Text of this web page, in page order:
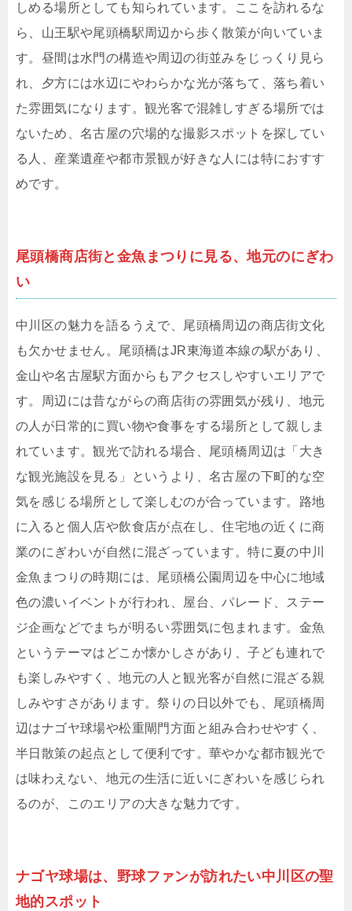
しめる場所としても知られています。ここを訪れるな
ら、山王駅や尾頭橋駅周辺から歩く散策が向いていま
す。昼間は水門の構造や周辺の街並みをじっくり見ら
れ、夕方には水辺にやわらかな光が落ちて、落ち着い
た雰囲気になります。観光客で混雑しすぎる場所では
ないため、名古屋の穴場的な撮影スポットを探してい
る人、産業遺産や都市景観が好きな人には特におすす
めです。
尾頭橋商店街と金魚まつりに見る、地元のにぎわ
い
中川区の魅力を語るうえで、尾頭橋周辺の商店街文化
も欠かせません。尾頭橋はJR東海道本線の駅があり、
金山や名古屋駅方面からもアクセスしやすいエリアで
す。周辺には昔ながらの商店街の雰囲気が残り、地元
の人が日常的に買い物や食事をする場所として親しま
れています。観光で訪れる場合、尾頭橋周辺は「大き
な観光施設を見る」というより、名古屋の下町的な空
気を感じる場所として楽しむのが合っています。路地
に入ると個人店や飲食店が点在し、住宅地の近くに商
業のにぎわいが自然に混ざっています。特に夏の中川
金魚まつりの時期には、尾頭橋公園周辺を中心に地域
色の濃いイベントが行われ、屋台、パレード、ステー
ジ企画などでまちが明るい雰囲気に包まれます。金魚
というテーマはどこか懐かしさがあり、子ども連れで
も楽しみやすく、地元の人と観光客が自然に混ざる親
しみやすさがあります。祭りの日以外でも、尾頭橋周
辺はナゴヤ球場や松重閘門方面と組み合わせやすく、
半日散策の起点として便利です。華やかな都市観光で
は味わえない、地元の生活に近いにぎわいを感じられ
るのが、このエリアの大きな魅力です。
ナゴヤ球場は、野球ファンが訪れたい中川区の聖
地的スポット